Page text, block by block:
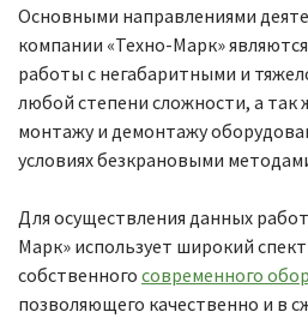
Основными направлениями
компании «Техно-Марк»
работы с негабаритными и
любой степени сложности, а так
монтажу и демонтажу
условиях безкрановыми
Для осуществления данных
Марк» использует широкий
собственного современного
позволяющего качественно и в